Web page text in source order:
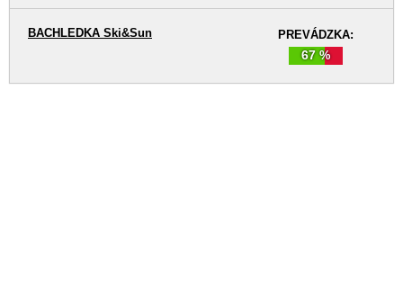
PREVÁDZKA:
67 %
BACHLEDKA Ski&Sun